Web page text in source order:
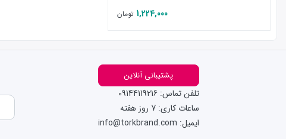
1,224,000 تومان
پشتیبانی آنلاین
تلفن تماس: 09144119216
ساعات کاری: 7 روز هفته
ایمیل: info@torkbrand.com